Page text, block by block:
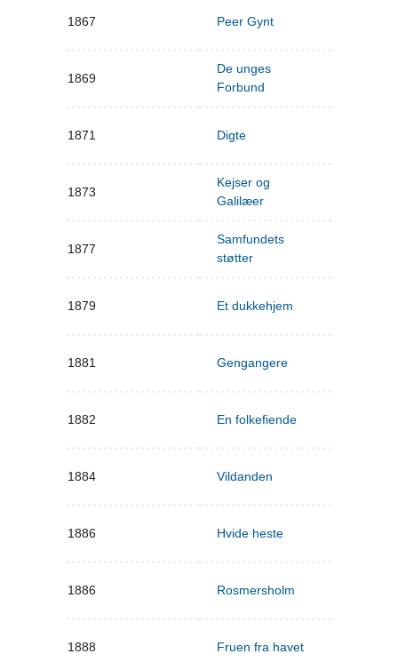
1867 Peer Gynt
1869
De unges
Forbund
1871 Digte
1873
Kejser og
Galilæer
1877
Samfundets
støtter
1879 Et dukkehjem
1881 Gengangere
1882 En folkefiende
1884 Vildanden
1886 Hvide heste
1886 Rosmersholm
1888 Fruen fra havet